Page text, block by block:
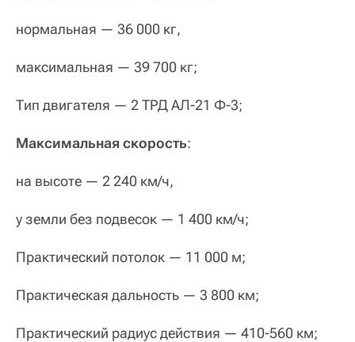
нормальная — 36 000 кг,
максимальная — 39 700 кг;
Тип двигателя — 2 ТРД АЛ‑21 Ф‑3;
Максимальная скорость:
на высоте — 2 240 км/ч,
у земли без подвесок — 1 400 км/ч;
Практический потолок — 11 000 м;
Практическая дальность — 3 800 км;
Практический радиус действия — 410-560 км;